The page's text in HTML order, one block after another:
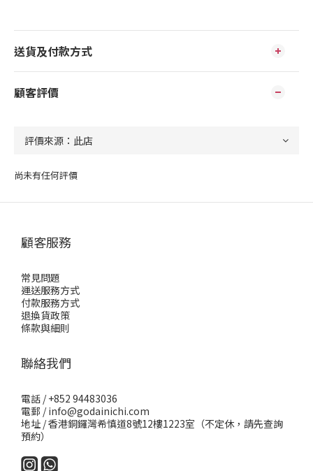
送貨及付款方式
顧客評價
尚未有任何評價
顧客服務
常見問題
運送服務方式
付款服務方式
退換貨政策
條款與細則
聯絡我們
電話 / +852 94483036
電郵 / info@godainichi.com
地址 / 香港銅鑼灣希慎道8號12樓1223室（不定休，請先查詢
預約）